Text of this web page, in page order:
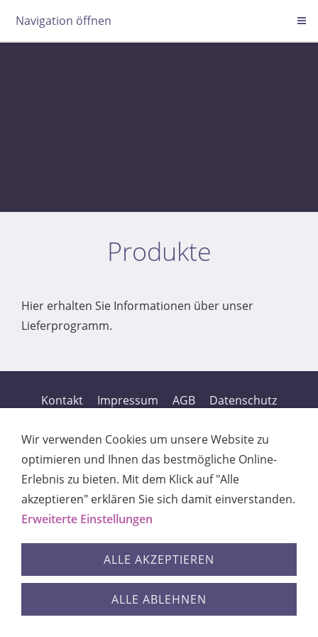
Navigation öffnen
Produkte
Hier erhalten Sie Informationen über unser
Lieferprogramm.
Kontakt Impressum AGB
Datenschutz
Wir verwenden Cookies um unsere Website zu
optimieren und Ihnen das bestmögliche Online-
Erlebnis zu bieten. Mit dem Klick auf "Alle
akzeptieren" erklären Sie sich damit einverstanden.
Erweiterte Einstellungen
ALLE AKZEPTIEREN
ALLE ABLEHNEN